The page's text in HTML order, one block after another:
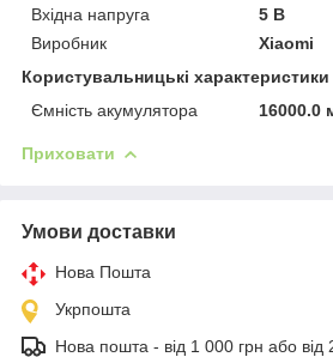
Вхідна напруга
5 В
Виробник
Xiaomi
Користувальницькі характеристики
Ємність акумулятора
16000.0
Приховати
Умови доставки
Нова Пошта
Укрпошта
Нова пошта - від 1 000 грн або від